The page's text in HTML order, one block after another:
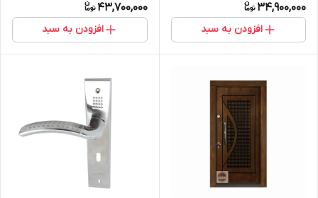
34,900,000
افزودن به سبد
43,700,000
افزودن به سبد